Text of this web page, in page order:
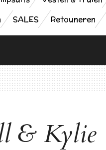
SALES Retouneren
& Kylie